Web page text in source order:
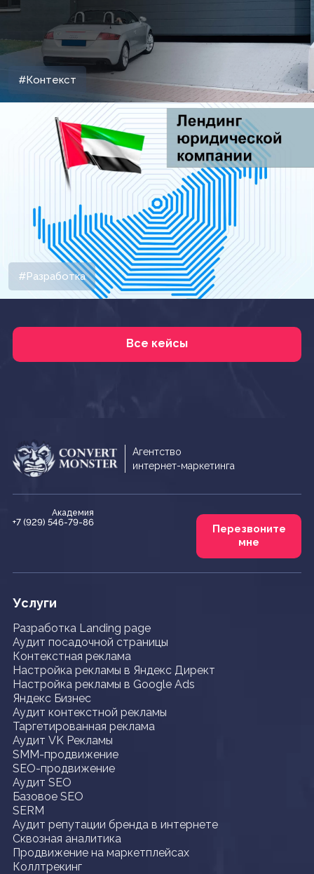
#Контекст
#Разработка
Все кейсы
Агентство
интернет-маркетинга
Академия
+7 (929) 546-79-86
Перезвоните
мне
Услуги
Разработка Landing page
Аудит посадочной страницы
Контекстная реклама
Настройка рекламы в Яндекс Директ
Настройка рекламы в Google Ads
Яндекс Бизнес
Аудит контекстной рекламы
Таргетированная реклама
Аудит VK Рекламы
SMM-продвижение
SEO-продвижение
Аудит SEO
Базовое SEO
SERM
Аудит репутации бренда в интернете
Сквозная аналитика
Продвижение на маркетплейсах
Коллтрекинг